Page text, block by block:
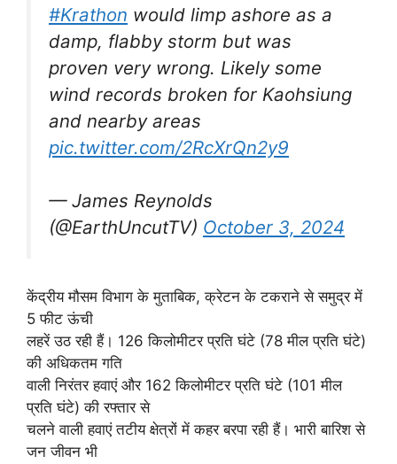
#Krathon would limp ashore as a
damp, flabby storm but was
proven very wrong. Likely some
wind records broken for Kaohsiung
and nearby areas
pic.twitter.com/2RcXrQn2y9
— James Reynolds
(@EarthUncutTV) October 3, 2024
केंद्रीय मौसम विभाग के मुताबिक, क्रेटन के टकराने से समुद्र में
5 फीट ऊंची
लहरें उठ रही हैं। 126 किलोमीटर प्रति घंटे (78 मील प्रति घंटे)
की अधिकतम गति
वाली निरंतर हवाएं और 162 किलोमीटर प्रति घंटे (101 मील
प्रति घंटे) की रफ्तार से
चलने वाली हवाएं तटीय क्षेत्रों में कहर बरपा रही हैं। भारी बारिश से
जन जीवन भी